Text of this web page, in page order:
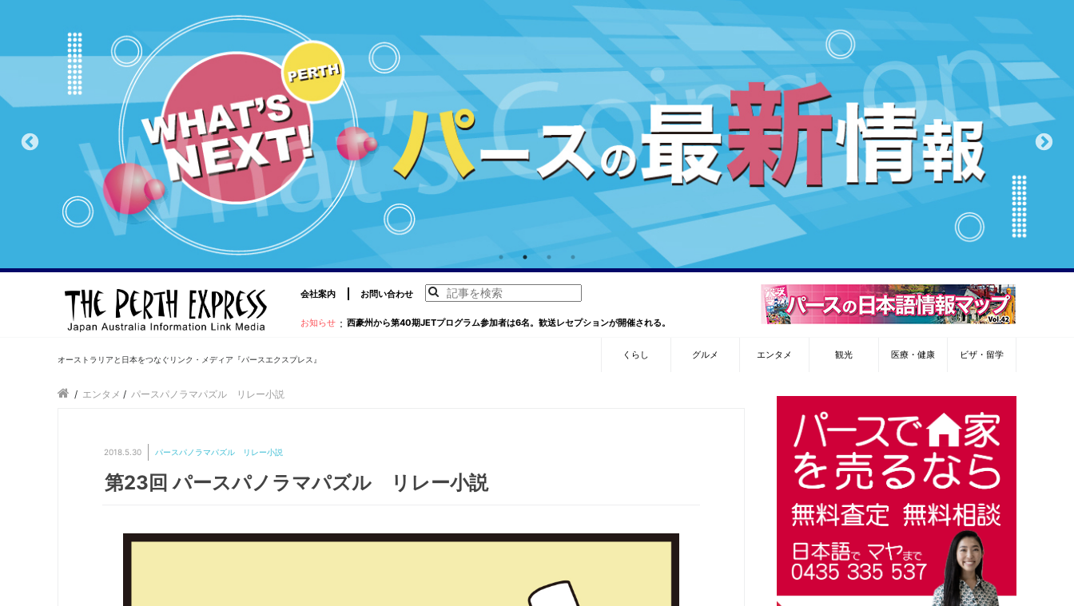
会社案内 お問い合わせ
お知らせ ： 西豪州から第40期JETプログラム参加者は6名。歓送レセプションが開催される。
オーストラリアと日本をつなぐリンク・メディア『パースエクスプレス』 くらし グルメ エンタメ 観光 医療・健康 ビザ・留学
/ エンタメ / パースパノラマパズル リレー小説
2018.5.30 パースパノラマパズル リレー小説
第23回 パースパノラマパズル リレー小説